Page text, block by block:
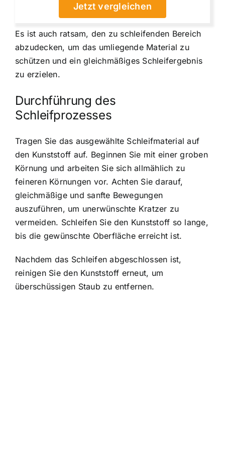
Jetzt vergleichen
Es ist auch ratsam, den zu schleifenden Bereich
abzudecken, um das umliegende Material zu
schützen und ein gleichmäßiges Schleifergebnis
zu erzielen.
Durchführung des
Schleifprozesses
Tragen Sie das ausgewählte Schleifmaterial auf
den Kunststoff auf. Beginnen Sie mit einer groben
Körnung und arbeiten Sie sich allmählich zu
feineren Körnungen vor. Achten Sie darauf,
gleichmäßige und sanfte Bewegungen
auszuführen, um unerwünschte Kratzer zu
vermeiden. Schleifen Sie den Kunststoff so lange,
bis die gewünschte Oberfläche erreicht ist.
Nachdem das Schleifen abgeschlossen ist,
reinigen Sie den Kunststoff erneut, um
überschüssigen Staub zu entfernen.